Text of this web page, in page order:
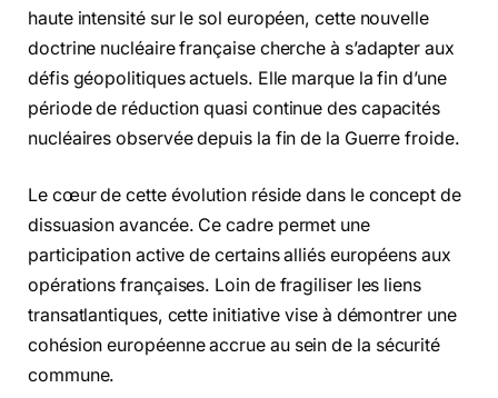
haute intensité sur le sol européen, cette nouvelle
doctrine nucléaire française cherche à s’adapter aux
défis géopolitiques actuels. Elle marque la fin d’une
période de réduction quasi continue des capacités
nucléaires observée depuis la fin de la Guerre froide.
Le cœur de cette évolution réside dans le concept de
dissuasion avancée. Ce cadre permet une
participation active de certains alliés européens aux
opérations françaises. Loin de fragiliser les liens
transatlantiques, cette initiative vise à démontrer une
cohésion européenne accrue au sein de la sécurité
commune.